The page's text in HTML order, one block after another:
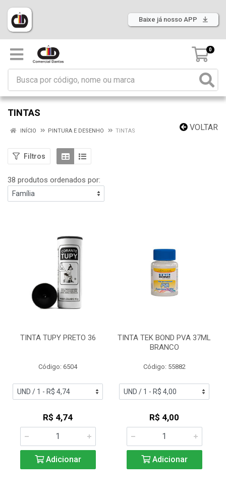
Baixe já nosso APP
0
TINTAS
VOLTAR
INÍCIO PINTURA E DESENHO TINTAS
Filtros
38 produtos ordenados por:
TINTA TUPY PRETO 36
Código: 6504
R$ 4,74
Adicionar
TINTA TEK BOND PVA 37ML
BRANCO
Código: 55882
R$ 4,00
Adicionar